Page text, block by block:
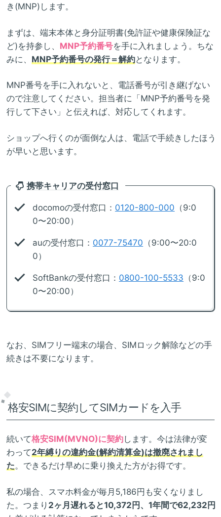
き(MNP)します。
まずは、端末本体と身分証明書(免許証や健康保険証な
ど)を持参し、 MNP予約番号を手に入れましょう。ちな
みに、 MNP予約番号の発行＝解約となります。
MNP番号を手に入れないと、電話番号が引き継げない
ので注意してください。担当者に「MNP予約番号を発
行して下さい」と伝えれば、対応してくれます。
ショップへ行くのが面倒な人は、電話で手続きしたほう
が早いと思います。
携帯キャリアの受付窓口
docomoの受付窓口： 0120-800-000 （9:0
0〜20:00）
auの受付窓口： 0077-75470 （9:00〜20:0
0）
SoftBankの受付窓口： 0800-100-5533 （9:0
0〜20:00）
なお、SIMフリー端末の場合、SIMロック解除などの手
続きは不要になります。
格安SIMに契約してSIMカードを入手
続いて格安SIM(MVNO)に契約します。今は法律が変
わって2年縛りの違約金(解約清算金)は撤廃されまし
た。できるだけ早めに乗り換えた方がお得です。
私の場合、スマホ料金が毎月5,186円も安くなりまし
た。つまり 2ヶ月遅れると10,372円、1年間で62,232円